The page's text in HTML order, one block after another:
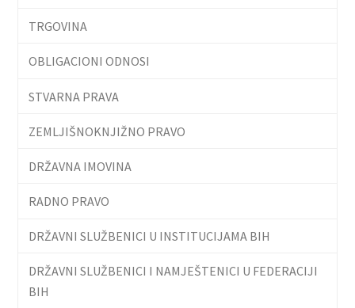
TRGOVINA
OBLIGACIONI ODNOSI
STVARNA PRAVA
ZEMLJIŠNOKNJIŽNO PRAVO
DRŽAVNA IMOVINA
RADNO PRAVO
DRŽAVNI SLUŽBENICI U INSTITUCIJAMA BIH
DRŽAVNI SLUŽBENICI I NAMJEŠTENICI U FEDERACIJI
BIH